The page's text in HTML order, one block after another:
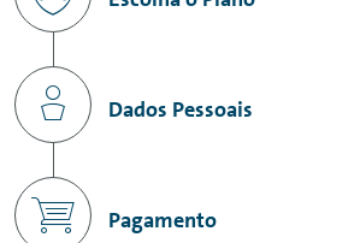
Dados Pessoais
Pagamento